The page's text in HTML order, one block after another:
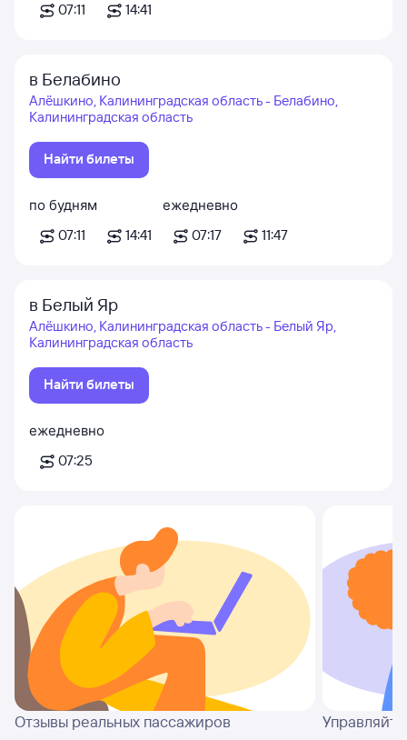
07:11
14:41
в Белабино
Алёшкино, Калининградская область - Белабино,
Калининградская область
Найти билеты
по будням
07:11
14:41
ежедневно
07:17
11:47
в Белый Яр
Алёшкино, Калининградская область - Белый Яр,
Калининградская область
Найти билеты
ежедневно
07:25
Отзывы реальных пассажиров